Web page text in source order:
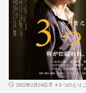
2022年2月24日 #３つのとりこ